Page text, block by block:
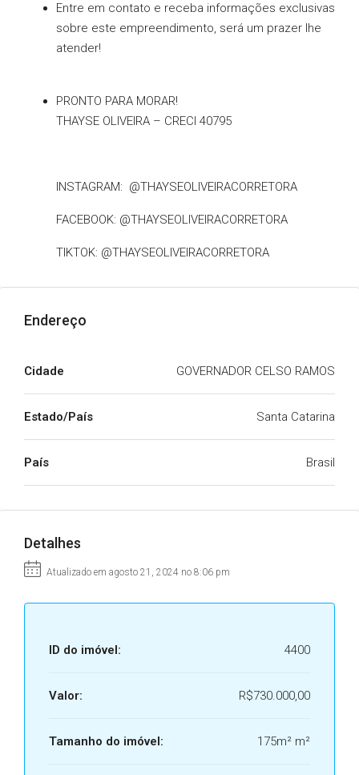
Entre em contato e receba informações exclusivas
sobre este empreendimento, será um prazer lhe
atender!
PRONTO PARA MORAR!
THAYSE OLIVEIRA – CRECI 40795
INSTAGRAM: @THAYSEOLIVEIRACORRETORA
FACEBOOK: @THAYSEOLIVEIRACORRETORA
TIKTOK: @THAYSEOLIVEIRACORRETORA
Endereço
Cidade GOVERNADOR CELSO RAMOS
Estado/País Santa Catarina
País Brasil
Detalhes
Atualizado em agosto 21, 2024 no 8:06 pm
ID do imóvel: 4400
Valor: R$730.000,00
Tamanho do imóvel: 175m² m²